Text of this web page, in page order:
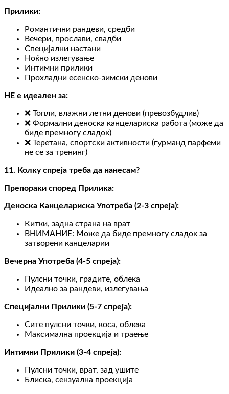
Прилики:
Романтични рандеви, средби
Вечери, прослави, свадби
Специјални настани
Ноќно излегување
Интимни прилики
Прохладни есенско-зимски денови
НЕ е идеален за:
❌ Топли, влажни летни денови (превозбудлив)
❌ Формални деноска канцелариска работа (може да
биде премногу сладок)
❌ Теретана, спортски активности (гурманд парфеми
не се за тренинг)
11. Колку спреја треба да нанесам?
Препораки според Прилика:
Деноска Канцелариска Употреба (2-3 спреја):
Китки, задна страна на врат
ВНИМАНИЕ: Може да биде премногу сладок за
затворени канцеларии
Вечерна Употреба (4-5 спреја):
Пулсни точки, градите, облека
Идеално за рандеви, излегувања
Специјални Прилики (5-7 спреја):
Сите пулсни точки, коса, облека
Максимална проекција и траење
Интимни Прилики (3-4 спреја):
Пулсни точки, врат, зад ушите
Блиска, сензуална проекција